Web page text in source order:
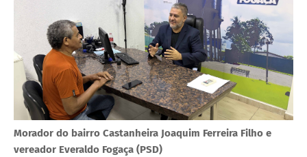
Morador do bairro Castanheira Joaquim Ferreira Filho e
vereador Everaldo Fogaça (PSD)